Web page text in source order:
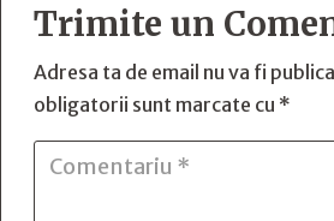
Trimite un
Adresa ta de email nu va fi
obligatorii sunt marcate cu *